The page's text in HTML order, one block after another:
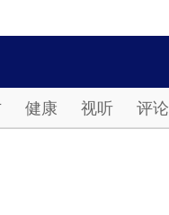
健康 视听 评论